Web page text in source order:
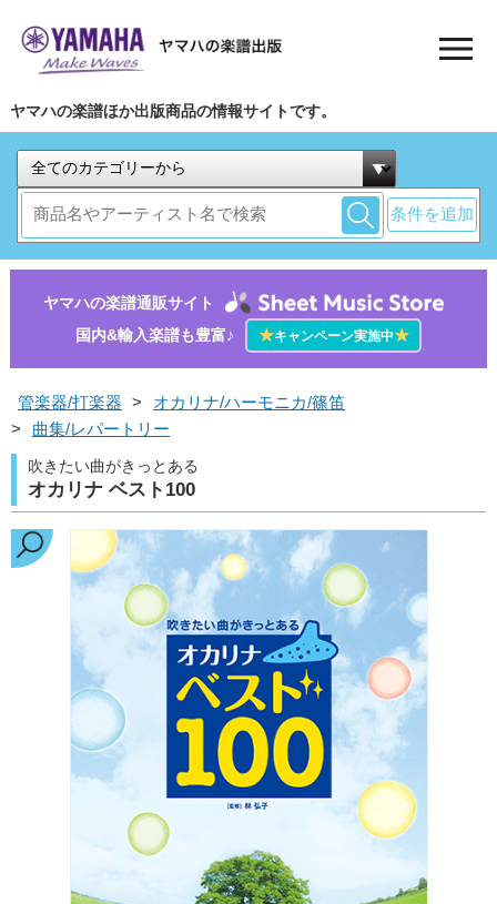
ヤマハの楽譜ほか出版商品の情報サイトです。
条件を追加
ヤマハの楽譜通販サイト
国内&輸入楽譜も豊富♪
★キャンペーン実施中★
管楽器/打楽器 >
オカリナ/ハーモニカ/篠笛
>
曲集/レパートリー
吹きたい曲がきっとある
オカリナ ベスト100